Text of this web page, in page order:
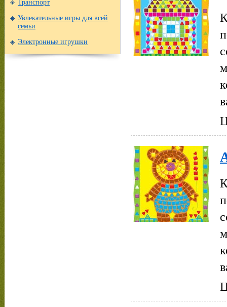
Транспорт
Увлекательные игры для всей
семьи
Электронные игрушки